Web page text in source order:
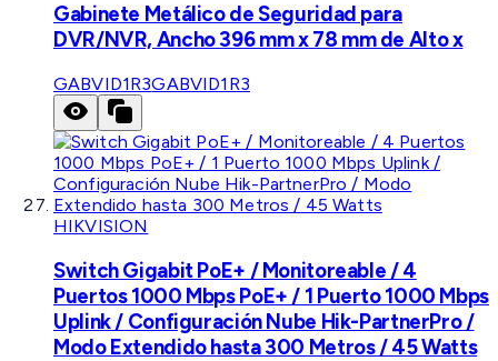
Gabinete Metálico de Seguridad para
DVR/NVR, Ancho 396 mm x 78 mm de Alto x
GABVID1R3GABVID1R3
HIKVISION
Switch Gigabit PoE+ / Monitoreable / 4
Puertos 1000 Mbps PoE+ / 1 Puerto 1000 Mbps
Uplink / Configuración Nube Hik-PartnerPro /
Modo Extendido hasta 300 Metros / 45 Watts